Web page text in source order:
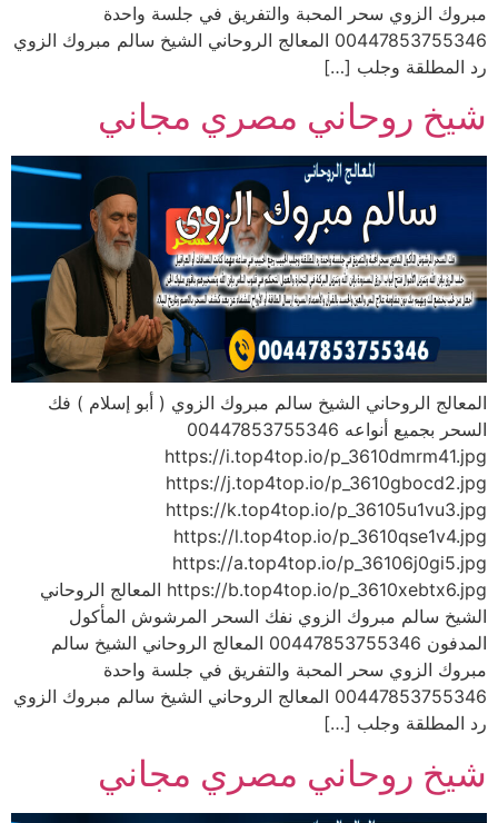
مبروك الزوي سحر المحبة والتفريق في جلسة واحدة
00447853755346 المعالج الروحاني الشيخ سالم مبروك الزوي
رد المطلقة وجلب […]
شيخ روحاني مصري مجاني
المعالج الروحاني الشيخ سالم مبروك الزوي ( أبو إسلام ) فك
السحر بجميع أنواعه 00447853755346
https://i.top4top.io/p_3610dmrm41.jpg
https://j.top4top.io/p_3610gbocd2.jpg
https://k.top4top.io/p_36105u1vu3.jpg
https://l.top4top.io/p_3610qse1v4.jpg
https://a.top4top.io/p_36106j0gi5.jpg
https://b.top4top.io/p_3610xebtx6.jpg المعالج الروحاني
الشيخ سالم مبروك الزوي نفك السحر المرشوش المأكول
المدفون 00447853755346 المعالج الروحاني الشيخ سالم
مبروك الزوي سحر المحبة والتفريق في جلسة واحدة
00447853755346 المعالج الروحاني الشيخ سالم مبروك الزوي
رد المطلقة وجلب […]
شيخ روحاني مصري مجاني